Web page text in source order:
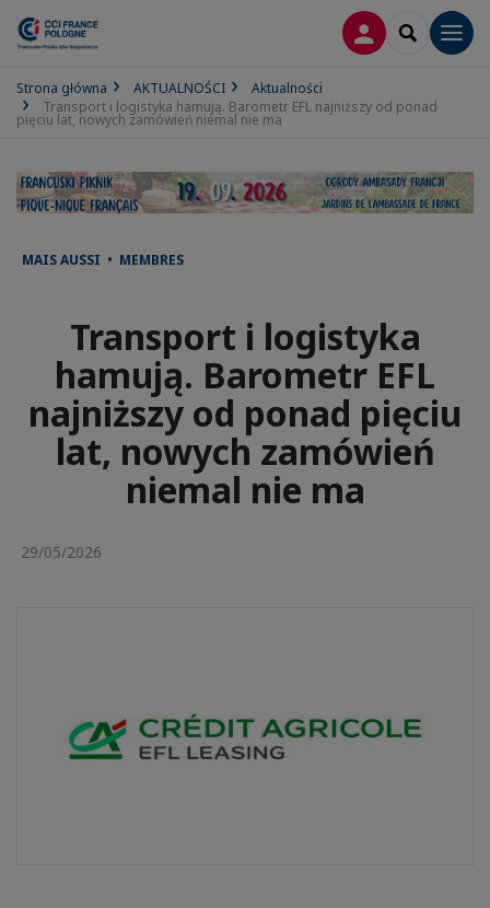
LOGOWANIE
SEARCH
Strona główna AKTUALNOŚCI
Aktualności
Transport i logistyka hamują. Barometr EFL najniższy od ponad
pięciu lat, nowych zamówień niemal nie ma
MAIS AUSSI • MEMBRES
Transport i logistyka
hamują. Barometr EFL
najniższy od ponad pięciu
lat, nowych zamówień
niemal nie ma
29/05/2026